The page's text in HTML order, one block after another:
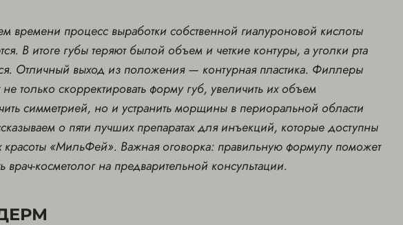
времени процесс выработки собственной гиалуроновой кислоты
В итоге губы теряют былой объем и четкие контуры, а уголки рта
Отличный выход из положения — контурная пластика. Филлеры
только скорректировать форму губ, увеличить их объем
симметрией, но и устранить морщины в периоральной области
о пяти лучших препаратах для инъекций, которые доступны
красоты «МильФей». Важная оговорка: правильную формулу поможет
врач-косметолог на предварительной консультации.